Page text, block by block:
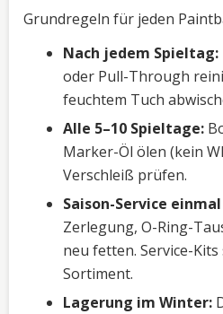
Grundregeln für jeden
Nach jedem Spieltag:
oder Pull-Through
feuchtem Tuch
Alle 5–10 Spieltage:
Marker-Öl ölen (kein
Verschleiß prüfen.
Saison-Service
Zerlegung, O-Ring-
neu fetten. Service-
Sortiment.
Lagerung im Winter: